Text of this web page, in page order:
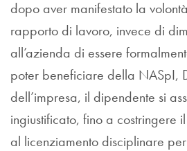
dopo aver manifestato la
rapporto di lavoro, invece di
all’azienda di essere
poter beneficiare della NASpI,
dell’impresa, il dipendente si
ingiustificato, fino a costringere
al licenziamento disciplinare